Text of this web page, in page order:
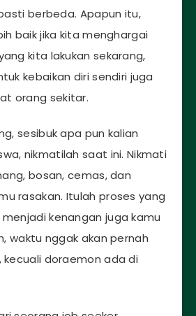
berbeda. Apapun itu,
baik jika kita menghargai
kita lakukan sekarang,
kebaikan diri sendiri juga
orang sekitar.
sesibuk apa pun kalian
nikmatilah saat ini. Nikmati
bosan, cemas, dan
rasakan. Itulah proses yang
kenangan juga kamu
waktu nggak akan pernah
kecuali doraemon ada di